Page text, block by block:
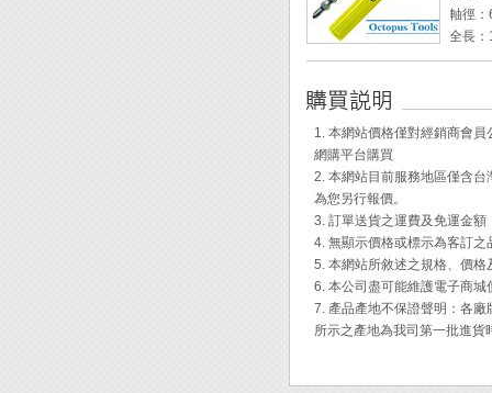
◆ 軟管
◆ 搭配
◆ 最大
軸徑
全長
1. 裝
2. 取
◆ 螢光
◆ 磁力
◆ 磁
1. 本網站價格僅對經銷商會
網購平台購買
2. 本網站目前服務地區僅含
為您另行報價。
3. 訂單送貨之運費及免運金
4. 無顯示價格或標示為客訂
5. 本網站所敘述之規格、價
6. 本公司盡可能維護電子商
7. 產品產地不保證聲明：各
所示之產地為我司第一批進